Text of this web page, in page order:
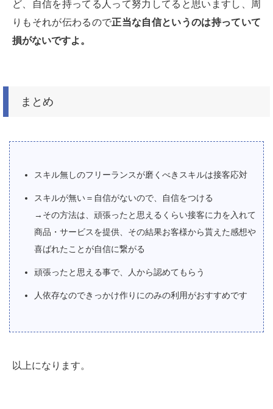
ど、自信を持ってる人って努力してると思いますし、周
りもそれが伝わるので正当な自信というのは持っていて
損がないですよ。
まとめ
スキル無しのフリーランスが磨くべきスキルは接客応対
スキルが無い＝自信がないので、自信をつける
→その方法は、頑張ったと思えるくらい接客に力を入れて
商品・サービスを提供、その結果お客様から貰えた感想や
喜ばれたことが自信に繋がる
頑張ったと思える事で、人から認めてもらう
人依存なのできっかけ作りにのみの利用がおすすめです
以上になります。